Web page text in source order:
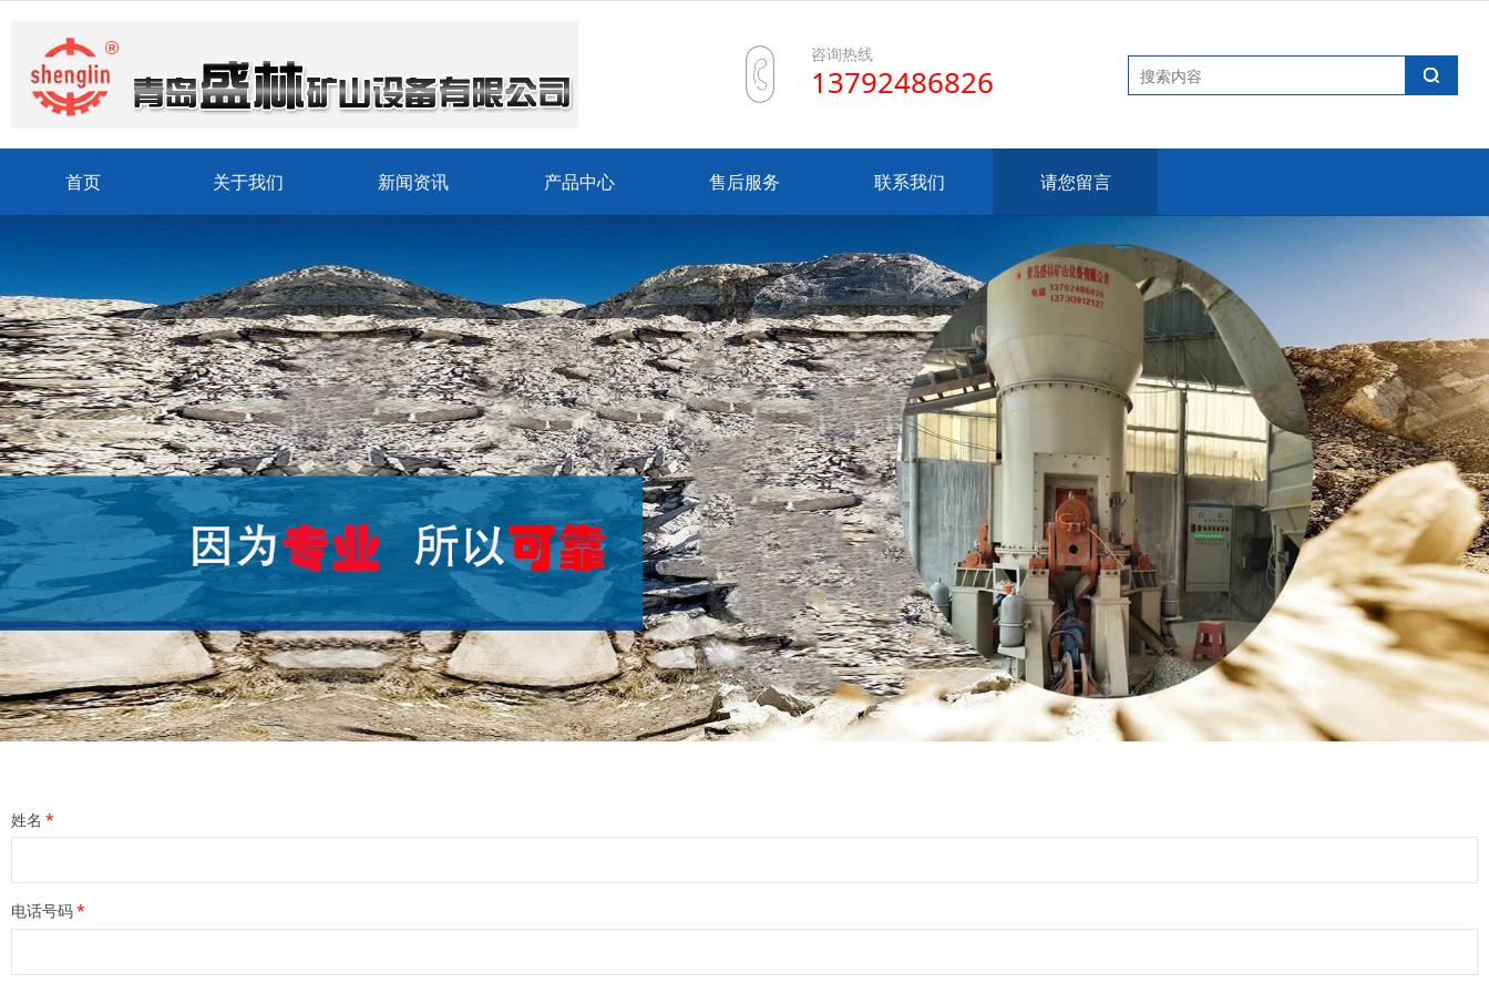
咨询热线
13792486826
首页 关于我们 新闻资讯 产品中心 售后服务 联系我们 请您留言
姓名 *
电话号码*